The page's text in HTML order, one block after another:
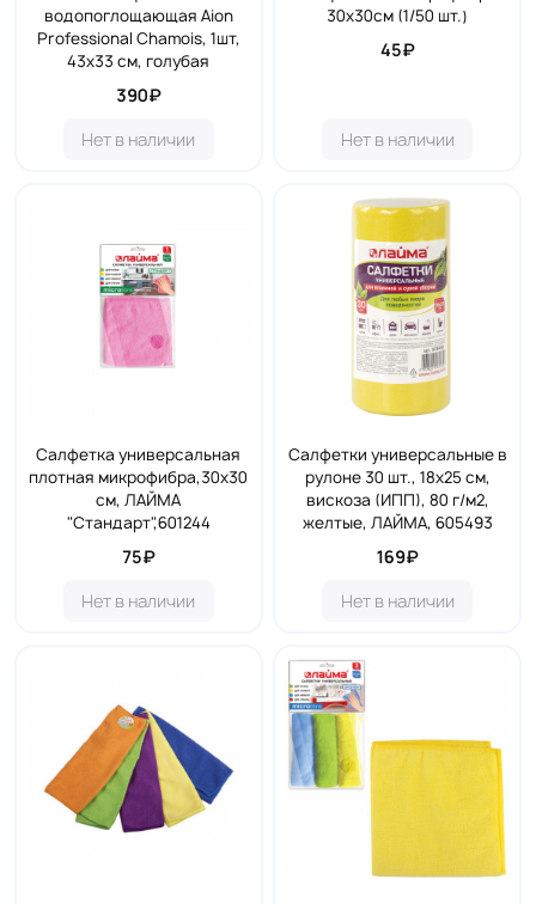
водопоглощающая Aion
Professional Chamois, 1шт,
43х33 см, голубая
390₽
Нет в наличии
30х30см (1/50 шт.)
45₽
Нет в наличии
Салфетка универсальная
плотная микрофибра,30х30
см, ЛАЙМА
"Стандарт",601244
75₽
Нет в наличии
Салфетки универсальные в
рулоне 30 шт., 18х25 см,
вискоза (ИПП), 80 г/м2,
желтые, ЛАЙМА, 605493
169₽
Нет в наличии